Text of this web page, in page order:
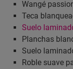
Wangé
Teca
Suelo
Planchas
Suelo
Roble suave